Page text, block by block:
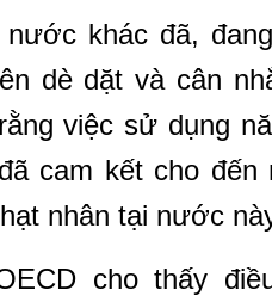
khác đã,
dè dặt và cân
việc sử dụng
cam kết cho đến
nhân tại nước
cho thấy